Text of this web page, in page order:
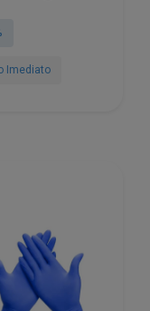
Imediato